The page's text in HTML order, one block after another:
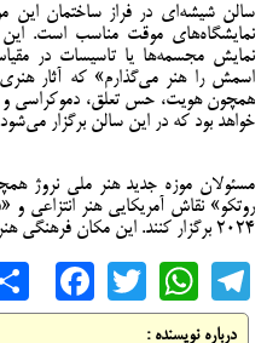
سالن شیشه‌ای در فراز ساختمان این
نمایشگاه‌های موقت مناسب است.
نمایش مجسمه‌ها یا تاسیسات در
اسمش را هنر می‌گذارم» که آثار
همچون هویت، حس تعلق، دموکراسی و
خواهد بود که در این سالن برگزار
مسئولان موزه جدید هنر ملی نروژ
روتکو» نقاش آمریکایی هنر انتزاعی و
۲۰۲۴ برگزار کنند. این مکان فرهنگی هنری در ابتدا قرار بود در سال ۲۰۲۰افتتاح شود.
Telegram
درباره نویسنده :